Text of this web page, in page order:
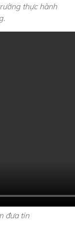
thực hành
đưa tin